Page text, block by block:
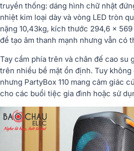
truyền thống: dáng hình chữ nhật
nhiệt kim loại dày và vòng LED tròn
nặng 10,43kg, kích thước 294,6 x
để tạo âm thanh mạnh nhưng vẫn có
Tay cầm phía trên và chân đế cao su
trên nhiều bề mặt ổn định. Tuy không
nhưng PartyBox 110 mang cảm giác
cho các buổi tiệc gia đình hoặc sử